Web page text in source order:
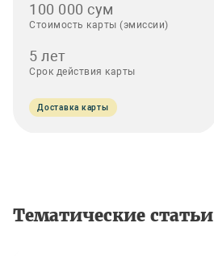
100 000 сум
Стоимость карты (эмиссии)
5 лет
Срок действия карты
Доставка карты
Тематические статьи